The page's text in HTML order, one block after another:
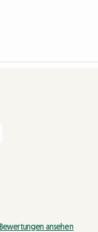
Bewertungen ansehen